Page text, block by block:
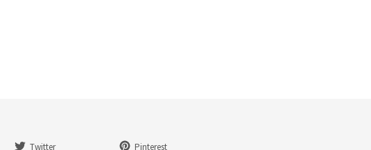
Twitter Pinterest